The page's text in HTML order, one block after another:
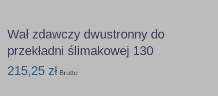
Wał zdawczy dwustronny do
przekładni ślimakowej 130
215,25 zł Brutto